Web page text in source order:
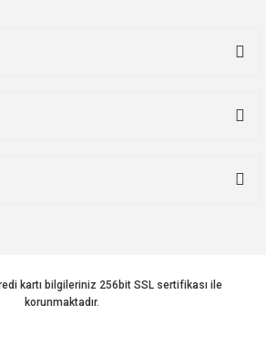
kartı bilgileriniz 256bit SSL sertifikası ile
korunmaktadır.